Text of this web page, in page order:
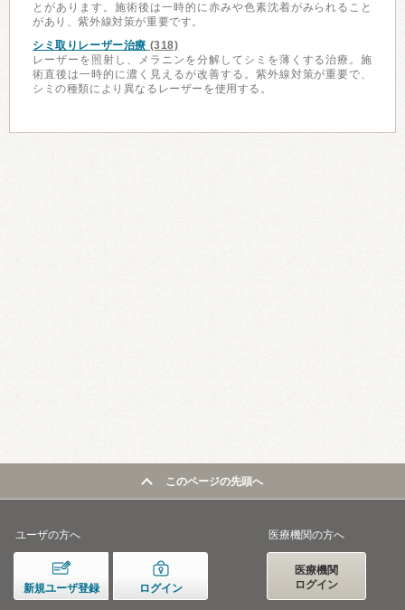
とがあります。施術後は一時的に赤みや色素沈着がみられること
があり、紫外線対策が重要です。
シミ取りレーザー治療 (318)
レーザーを照射し、メラニンを分解してシミを薄くする治療。施
術直後は一時的に濃く見えるが改善する。紫外線対策が重要で、
シミの種類により異なるレーザーを使用する。
このページの先頭へ
ユーザの方へ
新規ユーザ登録 ログイン
医療機関の方へ
医療機関
ログイン